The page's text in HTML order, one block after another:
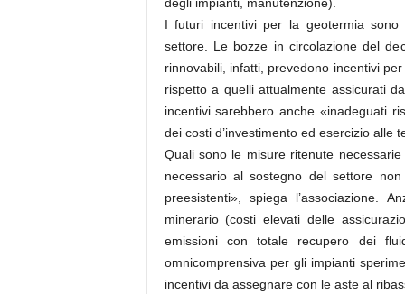
I futuri incentivi per la geotermia sono
settore. Le bozze in circolazione del
rinnovabili, infatti, prevedono incentivi
rispetto a quelli attualmente assicurati
incentivi sarebbero anche «inadeguati
dei costi d’investimento ed esercizio alle
Quali sono le misure ritenute necessarie
necessario al sostegno del settore
preesistenti», spiega l’associazione.
minerario (costi elevati delle
emissioni con totale recupero dei
omnicomprensiva per gli impianti
incentivi da assegnare con le aste al